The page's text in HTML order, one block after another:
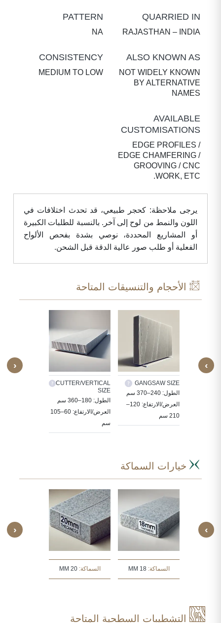
QUARRIED IN
RAJASTHAN – INDIA
PATTERN
NA
ALSO KNOWN AS
NOT WIDELY KNOWN
BY ALTERNATIVE
NAMES
CONSISTENCY
MEDIUM TO LOW
AVAILABLE
CUSTOMISATIONS
EDGE PROFILES /
EDGE CHAMFERING /
GROOVING / CNC
WORK, ETC.
يرجى ملاحظة: كحجر طبيعي، قد تحدث اختلافات في
اللون والنمط من لوح إلى آخر. بالنسبة للطلبات الكبيرة
أو المشاريع المحددة، نوصي بشدة بفحص الألواح
الفعلية أو طلب صور عالية الدقة قبل الشحن.
الأحجام والتنسيقات المتاحة
‹
GANGSAW SIZE
الطول: 240–370 سم
العرض/الارتفاع: 120–
210 سم
CUTTER/VERTICAL
SIZE
الطول: 180–360 سم
العرض/الارتفاع: 60–105
سم
›
خيارات السماكة
‹
السماكة:18 MM السماكة:20 MM
›
التشطيبات السطحية المتاحة